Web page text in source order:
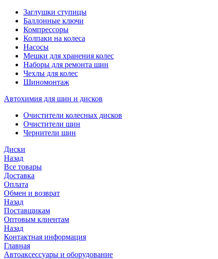
Заглушки ступицы
Баллонные ключи
Компрессоры
Колпаки на колеса
Насосы
Мешки для хранения колес
Наборы для ремонта шин
Чехлы для колес
Шиномонтаж
Автохимия для шин и дисков
Очистители колесных дисков
Очистители шин
Чернители шин
Диски
Назад
Все товары
Доставка
Оплата
Обмен и возврат
Назад
Поставщикам
Оптовым клиентам
Назад
Контактная информация
Главная
Автоаксессуары и оборудование